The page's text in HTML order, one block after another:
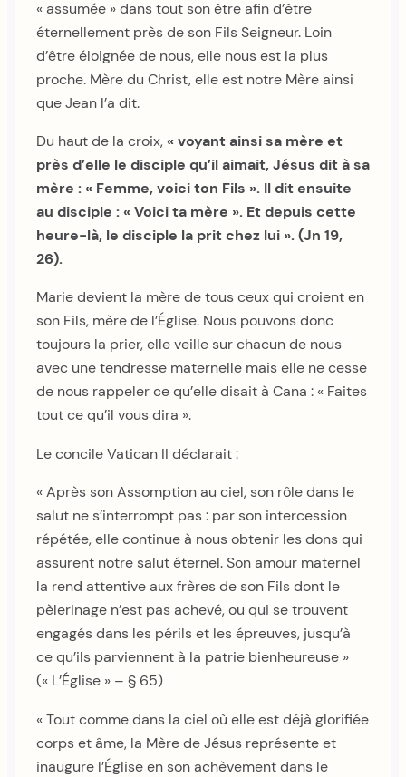
« assumée » dans tout son être afin d’être
éternellement près de son Fils Seigneur. Loin
d’être éloignée de nous, elle nous est la plus
proche. Mère du Christ, elle est notre Mère ainsi
que Jean l’a dit.
Du haut de la croix,« voyant ainsi sa mère et
près d’elle le disciple qu’il aimait, Jésus dit à sa
mère : « Femme, voici ton Fils ». Il dit ensuite
au disciple : « Voici ta mère ». Et depuis cette
heure-là, le disciple la prit chez lui ». (Jn 19,
26).
Marie devient la mère de tous ceux qui croient en
son Fils, mère de l’Église. Nous pouvons donc
toujours la prier, elle veille sur chacun de nous
avec une tendresse maternelle mais elle ne cesse
de nous rappeler ce qu’elle disait à Cana : « Faites
tout ce qu’il vous dira ».
Le concile Vatican II déclarait :
« Après son Assomption au ciel, son rôle dans le
salut ne s’interrompt pas : par son intercession
répétée, elle continue à nous obtenir les dons qui
assurent notre salut éternel. Son amour maternel
la rend attentive aux frères de son Fils dont le
pèlerinage n’est pas achevé, ou qui se trouvent
engagés dans les périls et les épreuves, jusqu’à
ce qu’ils parviennent à la patrie bienheureuse »
(« L’Église » – § 65)
« Tout comme dans la ciel où elle est déjà glorifiée
corps et âme, la Mère de Jésus représente et
inaugure l’Église en son achèvement dans le